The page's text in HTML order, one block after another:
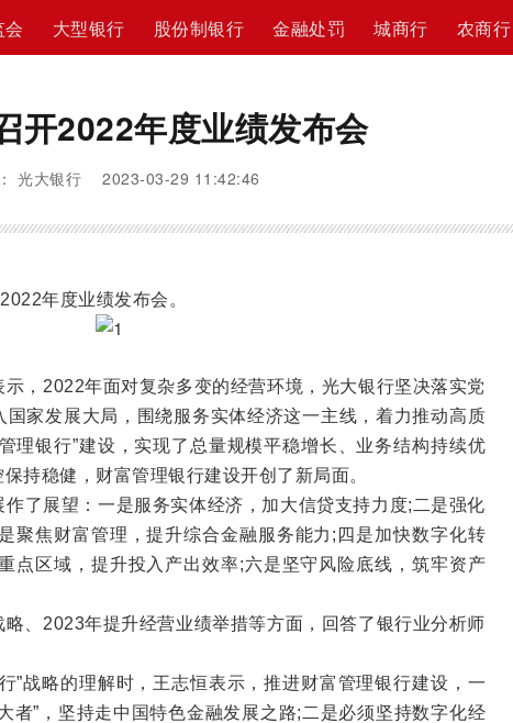
会 大型银行 股份制银行 金融处罚 城商行 农商行
开2022年度业绩发布会
光大银行 2023-03-29 11:42:46
年度业绩发布会。
2022年面对复杂多变的经营环境，光大银行坚决落实党
家发展大局，围绕服务实体经济这一主线，着力推动高质
理银行”建设，实现了总量规模平稳增长、业务结构持续优
持稳健，财富管理银行建设开创了新局面。
展望：一是服务实体经济，加大信贷支持力度;二是强化
聚焦财富管理，提升综合金融服务能力;四是加快数字化转
点区域，提升投入产出效率;六是坚守风险底线，筑牢资产
2023年提升经营业绩举措等方面，回答了银行业分析师
战略的理解时，王志恒表示，推进财富管理银行建设，一
者”，坚持走中国特色金融发展之路;二是必须坚持数字化经